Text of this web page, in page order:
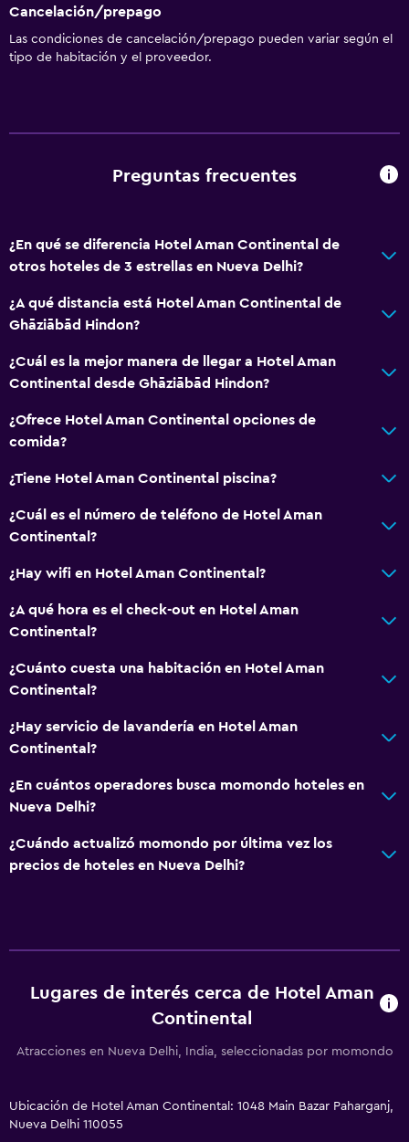
Cancelación/prepago
Las condiciones de cancelación/prepago pueden variar según el
tipo de habitación y el proveedor.
Preguntas frecuentes
¿En qué se diferencia Hotel Aman Continental de
otros hoteles de 3 estrellas en Nueva Delhi?
¿A qué distancia está Hotel Aman Continental de
Ghāziābād Hindon?
¿Cuál es la mejor manera de llegar a Hotel Aman
Continental desde Ghāziābād Hindon?
¿Ofrece Hotel Aman Continental opciones de
comida?
¿Tiene Hotel Aman Continental piscina?
¿Cuál es el número de teléfono de Hotel Aman
Continental?
¿Hay wifi en Hotel Aman Continental?
¿A qué hora es el check-out en Hotel Aman
Continental?
¿Cuánto cuesta una habitación en Hotel Aman
Continental?
¿Hay servicio de lavandería en Hotel Aman
Continental?
¿En cuántos operadores busca momondo hoteles en
Nueva Delhi?
¿Cuándo actualizó momondo por última vez los
precios de hoteles en Nueva Delhi?
Lugares de interés cerca de Hotel Aman
Continental
Atracciones en Nueva Delhi, India, seleccionadas por momondo
Ubicación de Hotel Aman Continental: 1048 Main Bazar Paharganj,
Nueva Delhi 110055